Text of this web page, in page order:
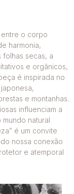
entre o corpo
harmonia,
secas, a
e orgânicos,
é inspirada no
e montanhas.
influenciam a
natural
é um convite
nossa conexão
e atemporal